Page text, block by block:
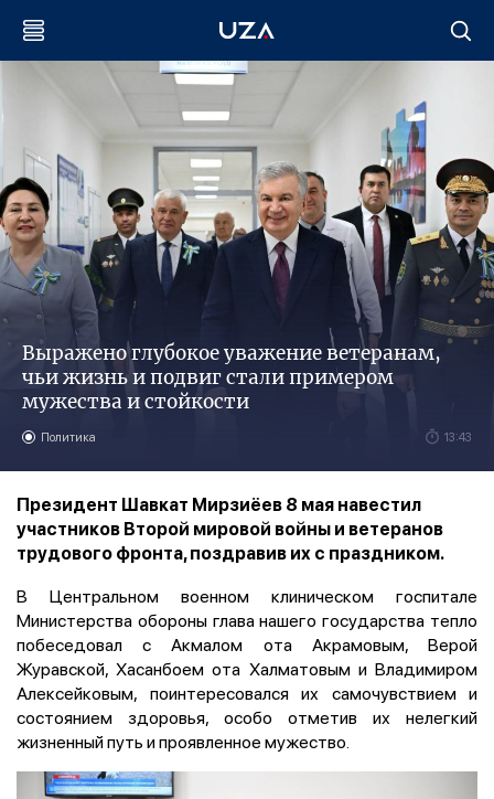
Выражено глубокое уважение ветеранам,
чьи жизнь и подвиг стали примером
мужества и стойкости
Политика 13:43
Президент Шавкат Мирзиёев 8 мая навестил
участников Второй мировой войны и ветеранов
трудового фронта, поздравив их с праздником.
В Центральном военном клиническом госпитале
Министерства обороны глава нашего государства тепло
побеседовал с Акмалом ота Акрамовым, Верой
Журавской, Хасанбоем ота Халматовым и Владимиром
Алексейковым, поинтересовался их самочувствием и
состоянием здоровья, особо отметив их нелегкий
жизненный путь и проявленное мужество.